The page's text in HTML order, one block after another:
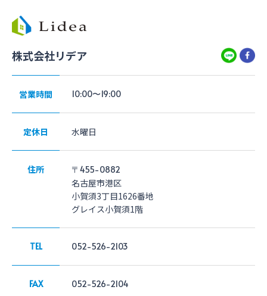
株式会社リデア
営業時間 10:00〜19:00
定休日 水曜日
住所 〒455-0882
名古屋市港区
小賀須3丁目1626番地
グレイス小賀須1階
TEL 052-526-2103
FAX 052-526-2104